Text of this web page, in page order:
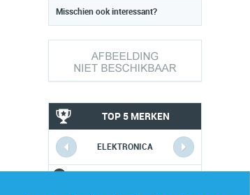
Misschien ook interessant?
TOP 5 MERKEN
ELEKTRONICA